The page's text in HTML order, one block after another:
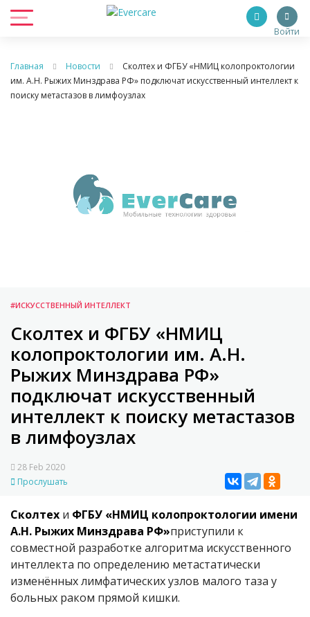
Войти
Главная Новости
Сколтех и ФГБУ «НМИЦ колопроктологии
им. А.Н. Рыжих Минздрава РФ» подключат искусственный интеллект к
поиску метастазов в лимфоузлах
#ИСКУССТВЕННЫЙ ИНТЕЛЛЕКТ
Сколтех и ФГБУ «НМИЦ
колопроктологии им. А.Н.
Рыжих Минздрава РФ»
подключат искусственный
интеллект к поиску метастазов
в лимфоузлах
28 Feb 2020
Прослушать
Сколтех и ФГБУ «НМИЦ колопроктологии имени
А.Н. Рыжих Минздрава РФ»приступили к
совместной разработке алгоритма искусственного
интеллекта по определению метастатически
изменённых лимфатических узлов малого таза у
больных раком прямой кишки.